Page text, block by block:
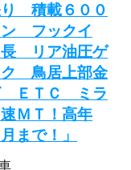
積載６００
フックイ
リア油圧ゲ
鳥居上部金
ＥＴＣ ミラ
ＭＴ！高年
まで！」